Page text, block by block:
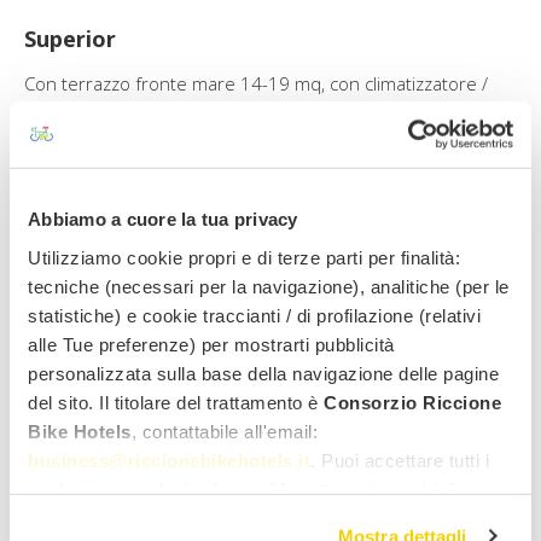
Abbiamo a cuore la tua privacy
Utilizziamo cookie propri e di terze parti per finalità:
tecniche (necessari per la navigazione), analitiche (per le
statistiche) e cookie traccianti / di profilazione (relativi
alle Tue preferenze) per mostrarti pubblicità
personalizzata sulla base della navigazione delle pagine
del sito. Il titolare del trattamento è Consorzio Riccione
Bike Hotels , contattabile all'email:
business@riccionebikehotels.it . Puoi accettare tutti i
Mostra dettagli
Superior
Con terrazzo fronte mare 14-19 mq, con climatizzatore /
frigo, cassaforte, asciugacapelli, bagno privato con box
Servizi
SERVIZI PER CICLISTI GARANTITI
Guide bike
Mappe cartacee e info point
Lavanderia per indumenti tecnici
Riparazione bici
Noleggio bici
Deposito sicuro
Buffet al rientro dalle uscite